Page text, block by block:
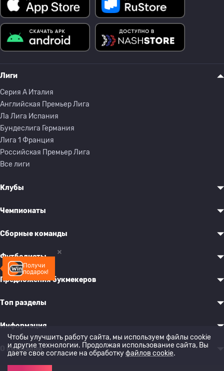
Получи
подарок!
Лиги
Серия A Италия
Английская Премьер Лига
Ла Лига Испания
Бундеслига Германия
Лига 1 Франция
Российская Премьер Лига
Все лиги
Клубы
Чемпионаты
Сборные команды
Футболисты
Предложения букмекеров
Топ разделы
Информация
О компании
Чтобы улучшить работу сайта, мы используем файлы cookie
и другие технологии. Продолжая использование сайта, Вы
даете свое согласие на обработкуфайлов cookie.